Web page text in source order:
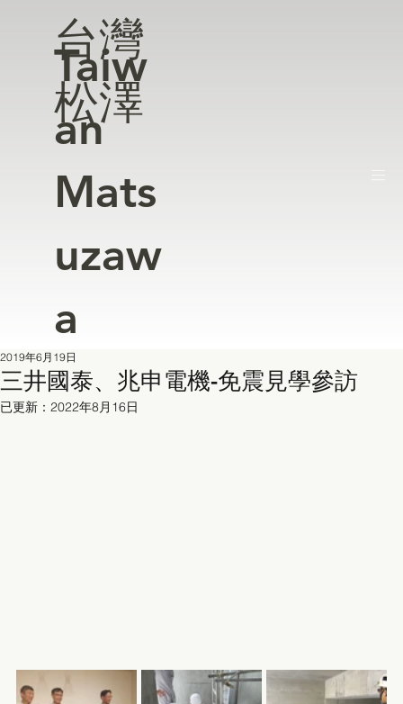
台灣
松澤
Taiw
an
Mats
uzaw
a
三井國泰、兆申電機-免震見學參訪
2019年6月19日
已更新： 2022年8月16日